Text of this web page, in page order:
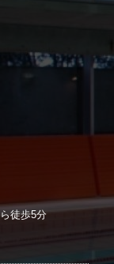
徒歩5分